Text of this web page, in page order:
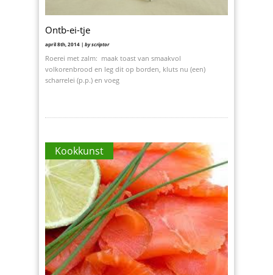
Ontb-ei-tje
april 8th, 2014 | by scriptor
Roerei met zalm: maak toast van smaakvol
volkorenbrood en leg dit op borden, kluts nu (een)
scharrelei (p.p.) en voeg
Kookkunst